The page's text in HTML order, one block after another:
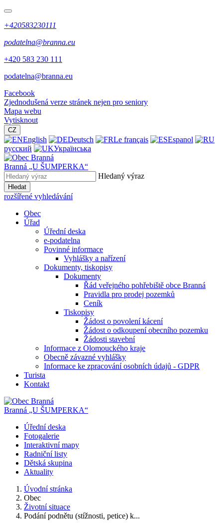
+420583230111
podatelna@branna.eu
+420 583 230 111
podatelna@branna.eu
Facebook
Zjednodušená verze stránek nejen pro seniory
Mapa webu
Vytisknout
CZ
English Deutsch Le français
Espanol
русский
Українська
Branná „U ŠUMPERKA“
Hledaný výraz
Hledat
rozšířené vyhledávání
Obec
Úřad
Úřední deska
e-podatelna
Povinné informace
Vyhlášky a nařízení
Dokumenty, tiskopisy
Dokumenty
Řád veřejného pohřebiště obce Branná
Pravidla pro prodej pozemků
Ceník
Tiskopisy
Žádost o povolení kácení
Žádost o odkoupení obecního pozemku
Žádosti stavební
Informace z Olomouckého kraje
Obecně závazné vyhlášky
Informace ke zpracování osobních údajů - GDPR
Turista
Kontakt
Branná „U ŠUMPERKA“
Úřední deska
Fotogalerie
Interaktivní mapy
Radniční listy
Dětská skupina
Aktuality
Úvodní stránka
Obec
Životní situace
Podání podnětu (stížnosti, petice) k...